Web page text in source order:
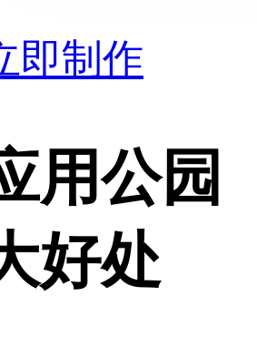
即制作
用公园
好处